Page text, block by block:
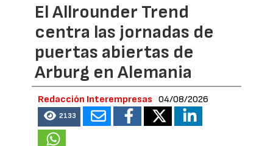
El Allrounder Trend
centra las jornadas de
puertas abiertas de
Arburg en Alemania
Redacción Interempresas 04/08/2026
2133